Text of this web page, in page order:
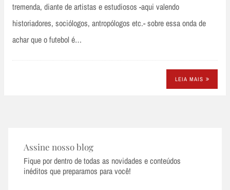
tremenda, diante de artistas e estudiosos -aqui valendo
historiadores, sociólogos, antropólogos etc.- sobre essa onda de
achar que o futebol é…
LEIA MAIS
Assine nosso blog
Fique por dentro de todas as novidades e conteúdos
inéditos que preparamos para você!